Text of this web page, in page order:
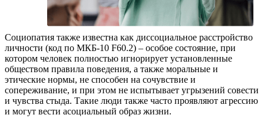
Социопатия также известна как диссоциальное расстройство
личности (код по МКБ-10 F60.2) – особое состояние, при
котором человек полностью игнорирует установленные
обществом правила поведения, а также моральные и
этические нормы, не способен на сочувствие и
сопереживание, и при этом не испытывает угрызений совести
и чувства стыда. Такие люди также часто проявляют агрессию
и могут вести асоциальный образ жизни.